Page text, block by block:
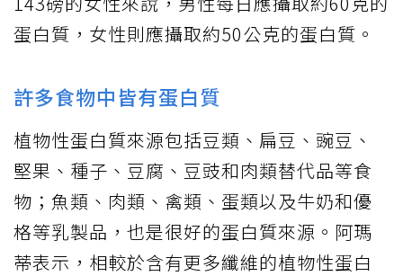
蛋白質，女性則應攝取約50公克的蛋白質。
許多食物中皆有蛋白質
植物性蛋白質來源包括豆類、扁豆、豌豆、
堅果、種子、豆腐、豆豉和肉類替代品等食
物；魚類、肉類、禽類、蛋類以及牛奶和優
格等乳製品，也是很好的蛋白質來源。阿瑪
蒂表示，相較於含有更多纖維的植物性蛋白